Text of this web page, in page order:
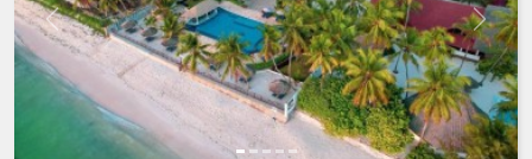
Indietro Avanti